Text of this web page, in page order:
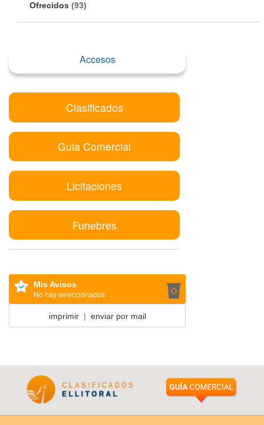
Ofrecidos (93)
Accesos
Clasificados
Guia Comercial
Licitaciones
Funebres
Mis Avisos
No hay seleccionados
imprimir| enviar por mail